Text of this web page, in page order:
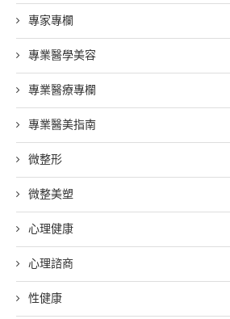
專家專欄
專業醫學美容
專業醫療專欄
專業醫美指南
微整形
微整美塑
心理健康
心理諮商
性健康